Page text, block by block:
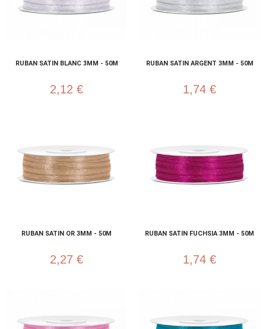
RUBAN SATIN BLANC 3MM - 50M
2,12 €
RUBAN SATIN ARGENT 3MM - 50M
1,74 €
RUBAN SATIN OR 3MM - 50M
2,27 €
RUBAN SATIN FUCHSIA 3MM - 50M
1,74 €